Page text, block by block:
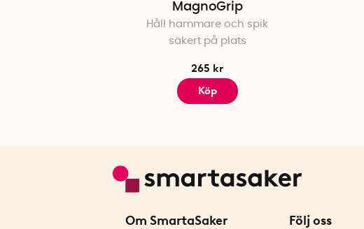
MagnoGrip
Håll hammare och spik
säkert på plats
265 kr
Köp
Om SmartaSaker Följ oss